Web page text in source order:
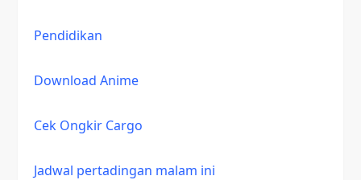
Pendidikan
Download Anime
Cek Ongkir Cargo
Jadwal pertadingan malam ini